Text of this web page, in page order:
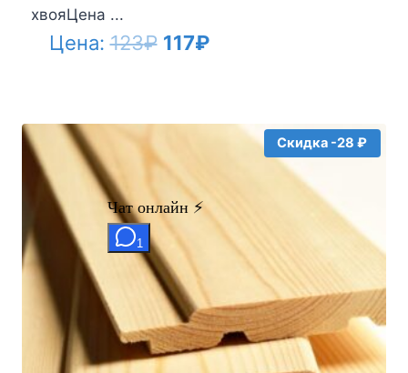
хвояЦена ...
Цена:123₽ Первоначальная
117₽Текущая
Скидка -28 ₽